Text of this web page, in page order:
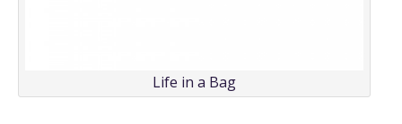
Life in a Bag